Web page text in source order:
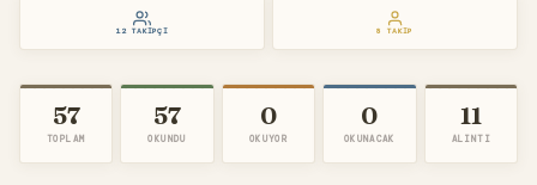
12 TAKIPÇI 8 TAKIP
57
TOPLAM
57
OKUNDU
0
OKUYOR
0
OKUNACAK
11
ALINTI